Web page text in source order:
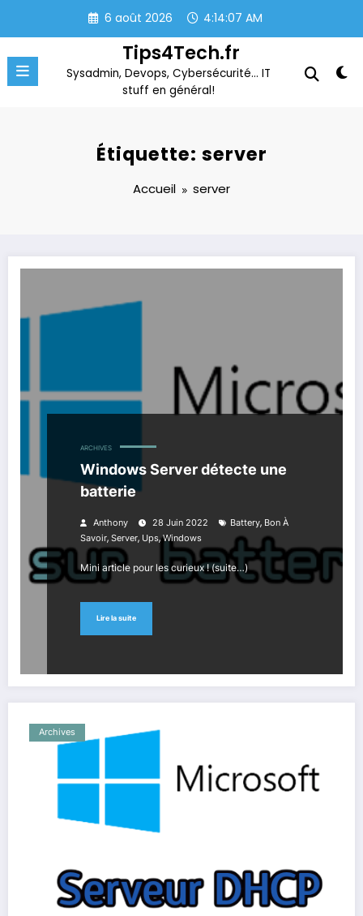
contenu
6 août 2026 4:14:07 AM
Tips4Tech.fr
Sysadmin, Devops, Cybersécurité… IT
stuff en général!
Étiquette: server
Accueil server
ARCHIVES
Windows Server détecte une
batterie
Anthony 28 Juin 2022 Battery, Bon À
Savoir, Server, Ups,Windows
Mini article pour les curieux ! (suite…)
Lire la suite
Archives